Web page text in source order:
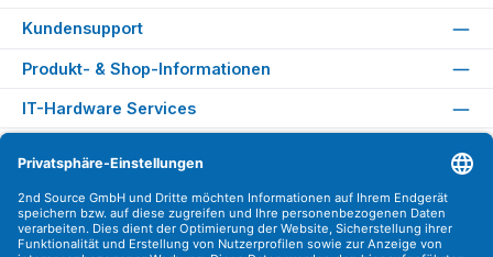
Kundensupport
Produkt- & Shop-Informationen
IT-Hardware Services
Versandarten
Zahlungsarten